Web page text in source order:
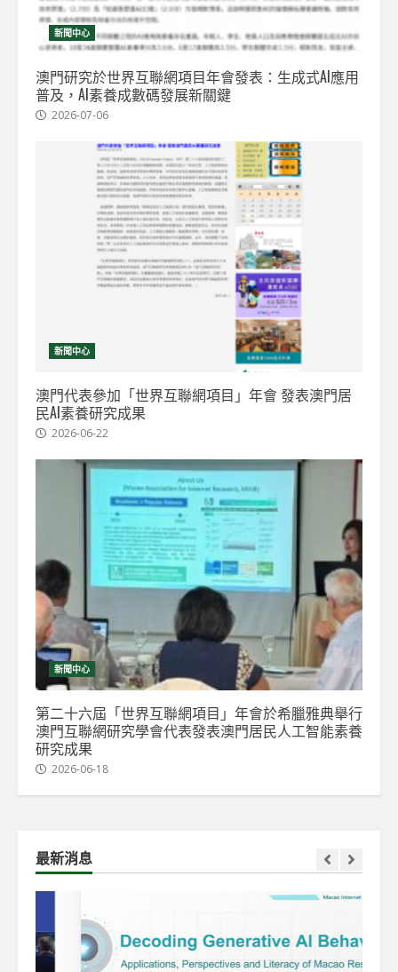
新聞中心
澳門研究於世界互聯網項目年會發表：生成式AI應用
普及，AI素養成數碼發展新關鍵
2026-07-06
新聞中心
澳門代表參加「世界互聯網項目」年會 發表澳門居
民AI素養研究成果
2026-06-22
新聞中心
第二十六屆「世界互聯網項目」年會於希臘雅典舉行
澳門互聯網研究學會代表發表澳門居民人工智能素養
研究成果
2026-06-18
最新消息